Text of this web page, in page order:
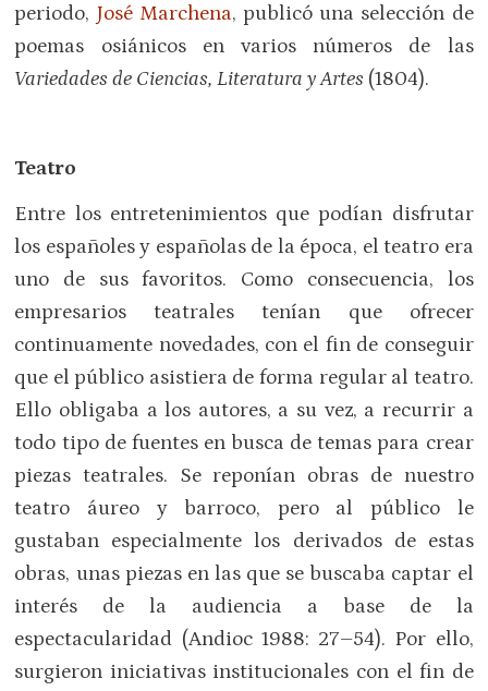
periodo, José Marchena, publicó una selección de
poemas osiánicos en varios números de las
Variedades de Ciencias, Literatura y Artes (1804).
Teatro
Entre los entretenimientos que podían disfrutar
los españoles y españolas de la época, el teatro era
uno de sus favoritos. Como consecuencia, los
empresarios teatrales tenían que ofrecer
continuamente novedades, con el fin de conseguir
que el público asistiera de forma regular al teatro.
Ello obligaba a los autores, a su vez, a recurrir a
todo tipo de fuentes en busca de temas para crear
piezas teatrales. Se reponían obras de nuestro
teatro áureo y barroco, pero al público le
gustaban especialmente los derivados de estas
obras, unas piezas en las que se buscaba captar el
interés de la audiencia a base de la
espectacularidad (Andioc 1988: 27–54). Por ello,
surgieron iniciativas institucionales con el fin de